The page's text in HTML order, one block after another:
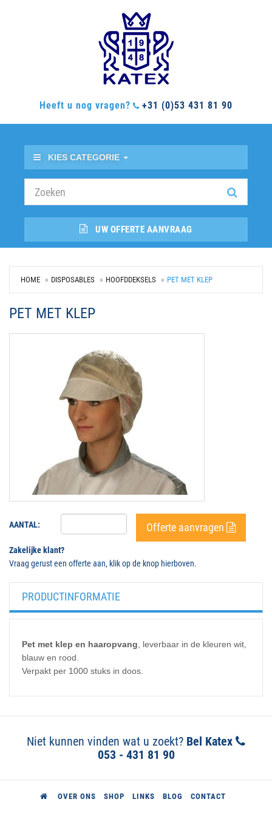
Heeft u nog vragen? +31 (0)53 431 81 90
KIES CATEGORIE
UW OFFERTE AANVRAAG
HOME DISPOSABLES HOOFDDEKSELS PET MET KLEP
PET MET KLEP
AANTAL: Offerte aanvragen
Zakelijke klant?
Vraag gerust een offerte aan, klik op de knop hierboven.
PRODUCTINFORMATIE
Pet met klep en haaropvang , leverbaar in de kleuren wit,
blauw en rood.
Verpakt per 1000 stuks in doos.
Niet kunnen vinden wat u zoekt? Bel Katex
053 - 431 81 90
OVER ONS SHOP LINKS BLOG CONTACT